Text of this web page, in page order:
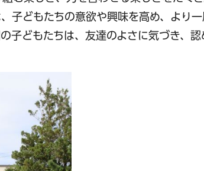
子どもたちの意欲や興味を高め、より
子どもたちは、友達のよさに気づき、認